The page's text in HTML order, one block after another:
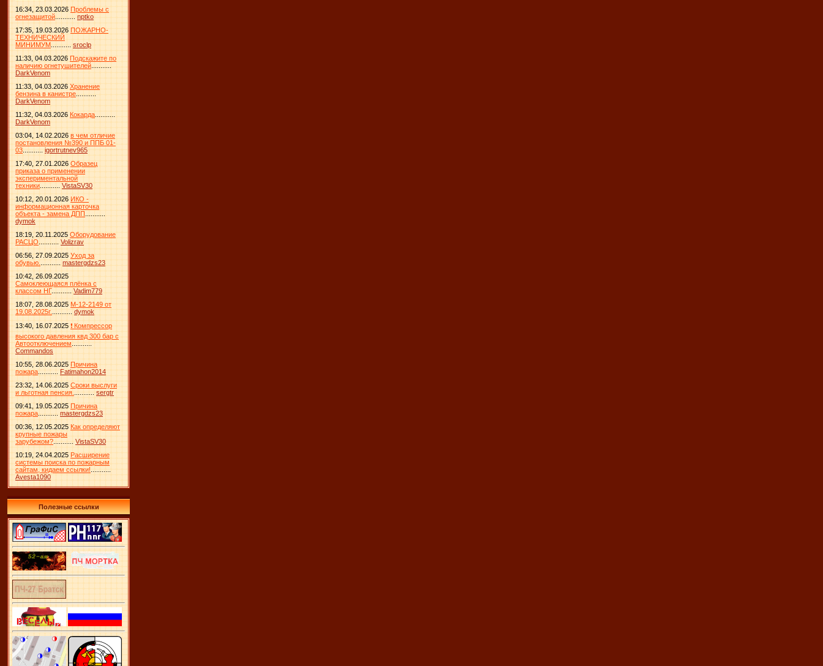
16:34, 23.03.2026 Проблемы с
огнезащитой
nptko
17:35, 19.03.2026 ПОЖАРНО-
ТЕХНИЧЕСКИЙ
МИНИМУМ
sroclp
11:33, 04.03.2026 Подскажите по
наличию огнетушителей
DarkVenom
11:33, 04.03.2026 Хранение
бензина в канистре
DarkVenom
11:32, 04.03.2026 Кокарда
DarkVenom
03:04, 14.02.2026 в чем отличие
постановления №390 и ППБ 01-
03
igortrutnev965
17:40, 27.01.2026 Образец
приказа о применении
экспериментальной
техники
VistaSV30
10:12, 20.01.2026 ИКО -
информационная карточка
объекта - замена ДПП
dymok
18:19, 20.11.2025 Оборудование
РАСЦО
Volizrav
06:56, 27.09.2025 Уход за
обувью.
mastergdzs23
10:42, 26.09.2025
Самоклеющаяся плёнка с
классом НГ...........
Vadim779
18:07, 28.08.2025 М-12-2149 от
19.08.2025г.
dymok
13:40, 16.07.2025 ❗ Компрессор
высокого давления квд 300 бар с
Автоотключением
Commandos
10:55, 28.06.2025 Причина
пожара
Fatimahon2014
23:32, 14.06.2025 Сроки выслуги
и льготная пенсия.
sergtr
09:41, 19.05.2025 Причина
пожара
mastergdzs23
00:36, 12.05.2025 Как определяют
крупные пожары
зарубежом?
VistaSV30
10:19, 24.04.2025 Расширение
системы поиска по пожарным
сайтам, кидаем ссылки!
Avesta1090
Полезные ссылки